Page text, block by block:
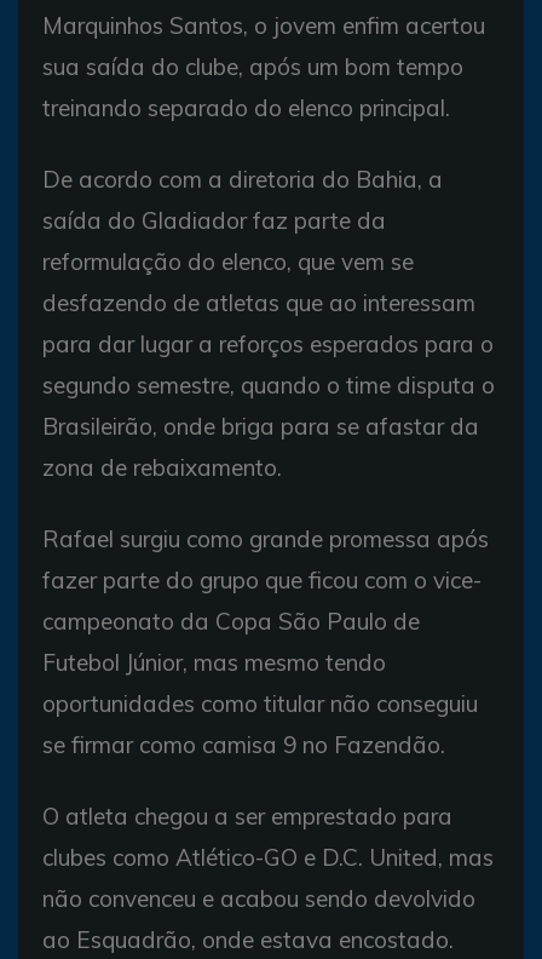
Marquinhos Santos, o jovem enfim acertou
sua saída do clube, após um bom tempo
treinando separado do elenco principal.
De acordo com a diretoria do Bahia, a
saída do Gladiador faz parte da
reformulação do elenco, que vem se
desfazendo de atletas que ao interessam
para dar lugar a reforços esperados para o
segundo semestre, quando o time disputa o
Brasileirão, onde briga para se afastar da
zona de rebaixamento.
Rafael surgiu como grande promessa após
fazer parte do grupo que ficou com o vice-
campeonato da Copa São Paulo de
Futebol Júnior, mas mesmo tendo
oportunidades como titular não conseguiu
se firmar como camisa 9 no Fazendão.
O atleta chegou a ser emprestado para
clubes como Atlético-GO e D.C. United, mas
não convenceu e acabou sendo devolvido
ao Esquadrão, onde estava encostado.